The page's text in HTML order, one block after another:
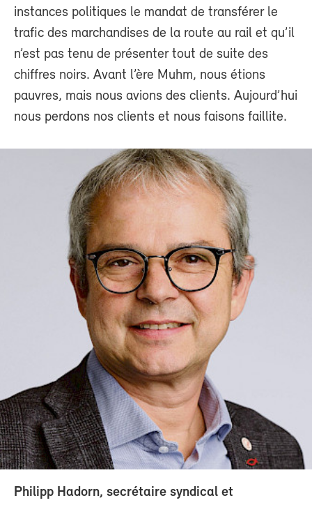
instances politiques le mandat de transférer le
trafic des marchandises de la route au rail et qu’il
n’est pas tenu de présenter tout de suite des
chiffres noirs. Avant l’ère Muhm, nous étions
pauvres, mais nous avions des clients. Aujourd’hui
nous perdons nos clients et nous faisons faillite.
Philipp Hadorn, secrétaire syndical et